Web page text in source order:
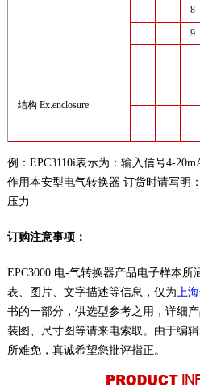
8
9
结构 Ex.enclosure
例：EPC3110i表示为：输入信号4-
作用本安型电气转换器 订货时请写明
压力
订购注意事项：
EPC3000 电-气转换器产品电子样本
表、图片、文字描述等信息，仅为 上
书的一部分，供选型参考之用，详细
装图、尺寸图等请来电索取。由于编
所难免，真诚希望您批评指正。